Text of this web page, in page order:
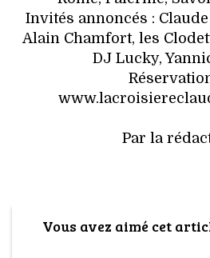
Invités annoncés :
Alain Chamfort, les
DJ Lucky,
Par la
Vous avez aimé cet